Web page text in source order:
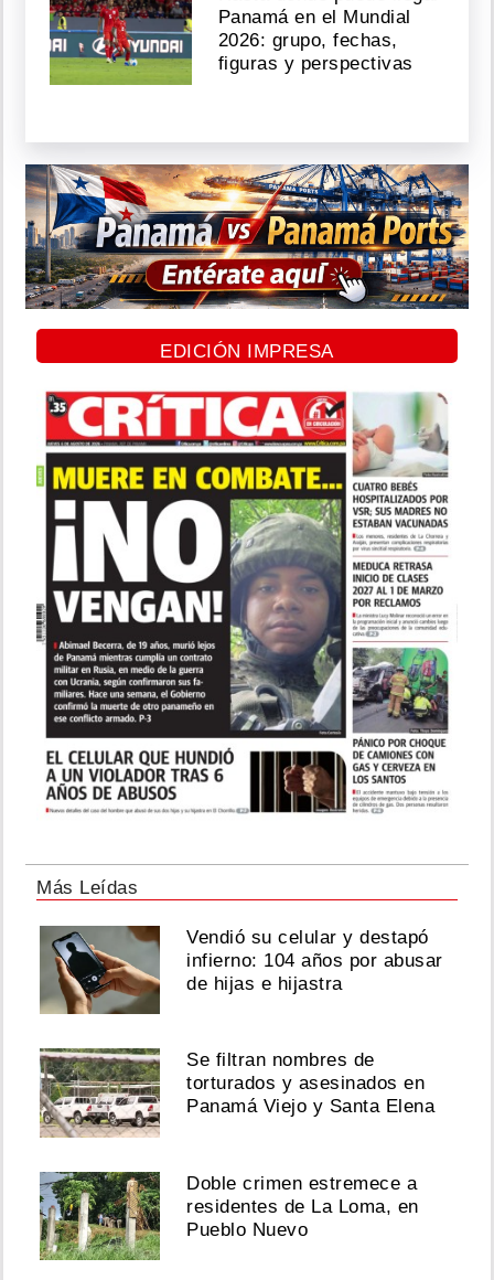
Panamá en el Mundial
2026: grupo, fechas,
figuras y perspectivas
EDICIÓN IMPRESA
Más Leídas
Vendió su celular y destapó
infierno: 104 años por abusar
de hijas e hijastra
Se filtran nombres de
torturados y asesinados en
Panamá Viejo y Santa Elena
Doble crimen estremece a
residentes de La Loma, en
Pueblo Nuevo